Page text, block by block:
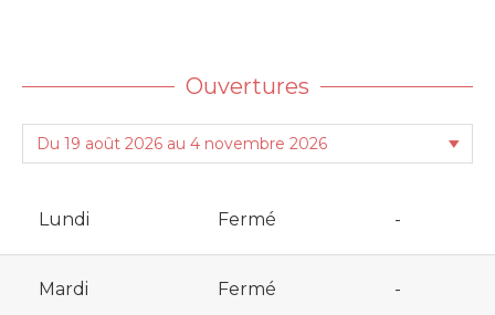
Ouvertures
Lundi Fermé -
Mardi Fermé -